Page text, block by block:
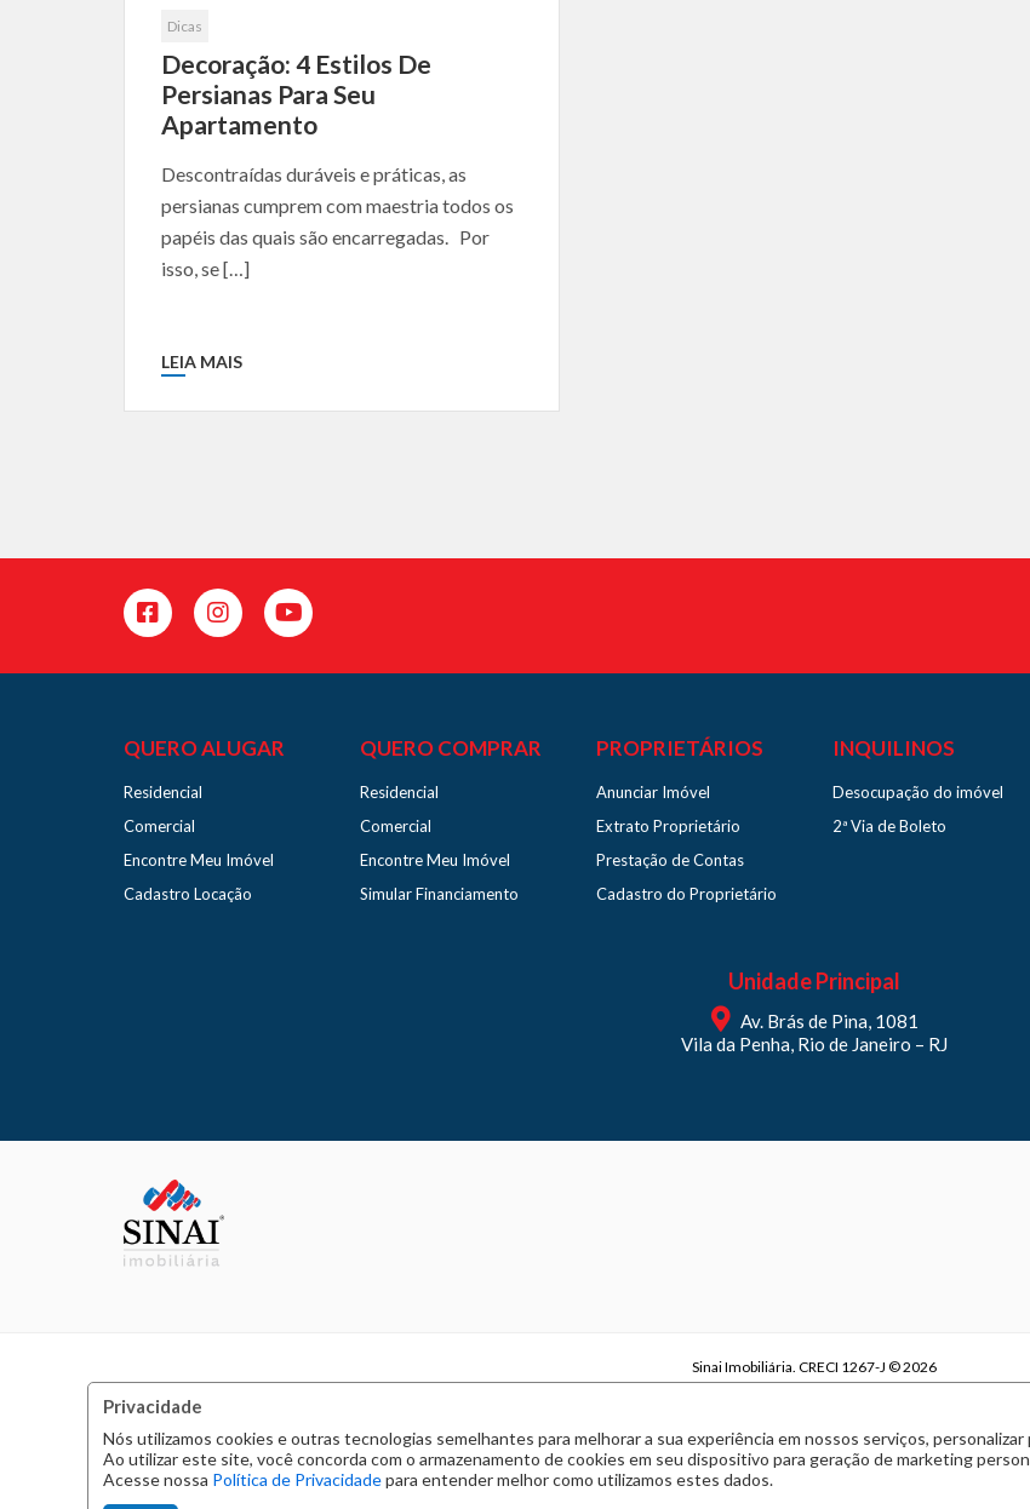
Privacidade
Nós utilizamos cookies e outras tecnologias semelhantes para melhorar a sua experiência em nossos serviços,
Ao utilizar este site, você concorda com o armazenamento de cookies em seu dispositivo para geração de marketing
Acesse nossa Política de Privacidadepara entender melhor como utilizamos estes dados.
Dicas
Decoração: 4 Estilos De
Persianas Para Seu
Apartamento
Descontraídas duráveis e práticas, as
persianas cumprem com maestria todos os
papéis das quais são encarregadas. Por
isso, se […]
LEIA MAIS
QUERO ALUGAR
Residencial
Comercial
Encontre Meu Imóvel
Cadastro Locação
QUERO COMPRAR
Residencial
Comercial
Encontre Meu Imóvel
Simular Financiamento
PROPRIETÁRIOS
Anunciar Imóvel
Extrato Proprietário
Prestação de Contas
Cadastro do Proprietário
INQUILINOS
Desocupação do imóvel
2ª Via de Boleto
Unidade Principal
Av. Brás de Pina, 1081
Vila da Penha, Rio de Janeiro – RJ
Sinai Imobiliária. CRECI 1267-J © 2026
Feito com
pelo time daRocketImob | Site para Imobiliária